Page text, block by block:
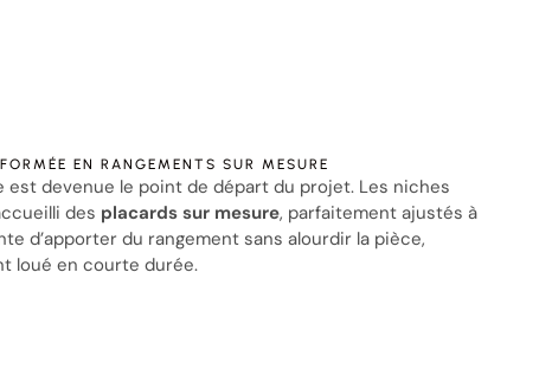
EN RANGEMENTS SUR MESURE
est devenue le point de départ du projet. Les niches
des placards sur mesure, parfaitement ajustés à
d’apporter du rangement sans alourdir la pièce,
loué en courte durée.